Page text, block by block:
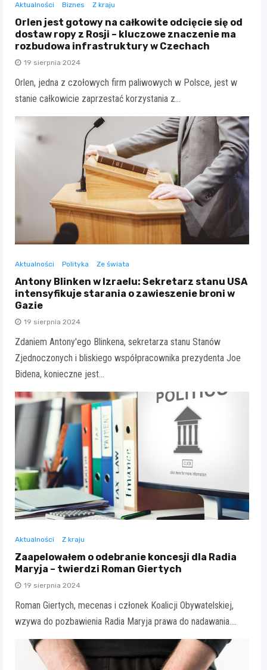
Aktualności Biznes Z kraju
Orlen jest gotowy na całkowite odcięcie się od
dostaw ropy z Rosji – kluczowe znaczenie ma
rozbudowa infrastruktury w Czechach
19 sierpnia 2024
Orlen, jedna z czołowych firm paliwowych w Polsce, jest w
stanie całkowicie zaprzestać korzystania z…
Aktualności Polityka Ze świata
Antony Blinken w Izraelu: Sekretarz stanu USA
intensyfikuje starania o zawieszenie broni w
Gazie
19 sierpnia 2024
Zdaniem Antony'ego Blinkena, sekretarza stanu Stanów
Zjednoczonych i bliskiego współpracownika prezydenta Joe
Bidena, konieczne jest…
Aktualności Z kraju
Zaapelowałem o odebranie koncesji dla Radia
Maryja – twierdzi Roman Giertych
19 sierpnia 2024
Roman Giertych, mecenas i członek Koalicji Obywatelskiej,
wzywa do pozbawienia Radia Maryja prawa do nadawania.…